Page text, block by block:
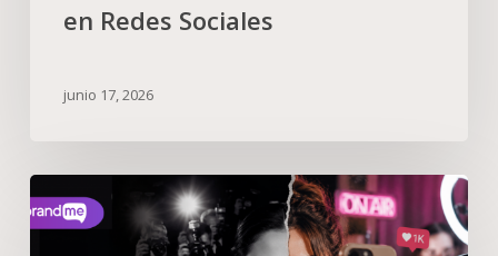
en Redes Sociales
junio 17, 2026